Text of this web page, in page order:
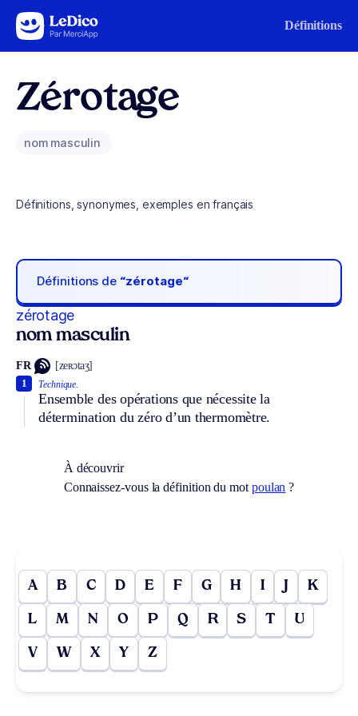
Aller au contenu Définitions
Zérotage
nom masculin
Définitions, synonymes, exemples en français
Définitions de “zérotage“
zérotage
nom masculin
FR [zeʀɔtaʒ]
Technique.
Ensemble des opérations que nécessite la
détermination du zéro d’un thermomètre.
1
À découvrir
Connaissez-vous la définition du mot poulan ?
A B C D E F G H I J K
L M N O P Q R S T U
V W X Y Z